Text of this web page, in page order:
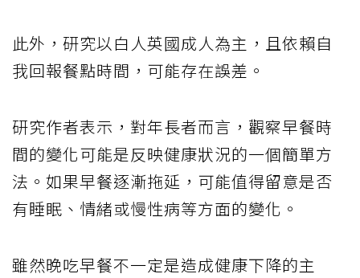
此外，研究以白人英國成人為主，且依賴自
我回報餐點時間，可能存在誤差。
研究作者表示，對年長者而言，觀察早餐時
間的變化可能是反映健康狀況的一個簡單方
法。如果早餐逐漸拖延，可能值得留意是否
有睡眠、情緒或慢性病等方面的變化。
雖然晚吃早餐不一定是造成健康下降的主